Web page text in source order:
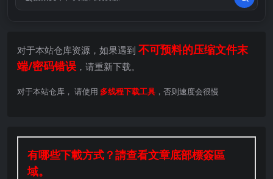
搜索关键词
对于本站仓库资源，如果遇到 不可预料的压缩文件末
端/密码错误 ，请重新下载。
对于本站仓库， 请使用 多线程下载工具 ，否则速度会很慢
有哪些下載方式？請查看文章底部標簽區
域。